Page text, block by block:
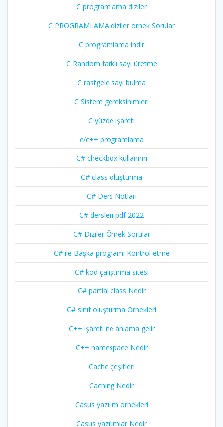
C programlama diziler
C PROGRAMLAMA diziler örnek Sorular
C programlama indir
C Random farklı sayı üretme
C rastgele sayı bulma
C Sistem gereksinimleri
C yüzde işareti
c/c++ programlama
C# checkbox kullanımı
C# class oluşturma
C# Ders Notları
C# dersleri pdf 2022
C# Diziler Örnek Sorular
C# ile Başka programı Kontrol etme
C# kod çalıştırma sitesi
C# partial class Nedir
C# sınıf oluşturma Örnekleri
C++ işareti ne anlama gelir
C++ namespace Nedir
Cache çeşitleri
Caching Nedir
Casus yazılım örnekleri
Casus yazılımlar Nedir